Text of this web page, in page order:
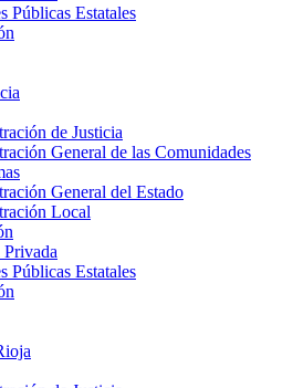
Públicas Estatales
de Justicia
General de las Comunidades
General del Estado
Local
Privada
Públicas Estatales